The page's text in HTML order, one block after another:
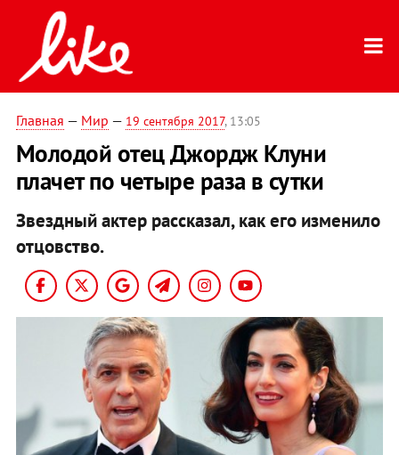
Главная — Мир — 19 сентября 2017, 13:05
Молодой отец Джордж Клуни
плачет по четыре раза в сутки
Звездный актер рассказал, как его изменило
отцовство.